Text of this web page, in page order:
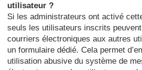
utilisateur ?
Si les administrateurs ont activé
seuls les utilisateurs inscrits
courriers électroniques aux autres
un formulaire dédié. Cela permet
utilisation abusive du système de